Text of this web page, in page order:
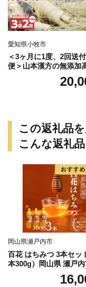
愛知県小牧市
＜3ヶ月に1度、2回送
便＞山本漢方の無添加
この返礼品
こんな返礼
岡山県瀬戸内市
百花 はちみつ 3本セッ
本300g）岡山県 瀬戸
石黒農園 ヨーグルト パ
糖の代わり 香り高い